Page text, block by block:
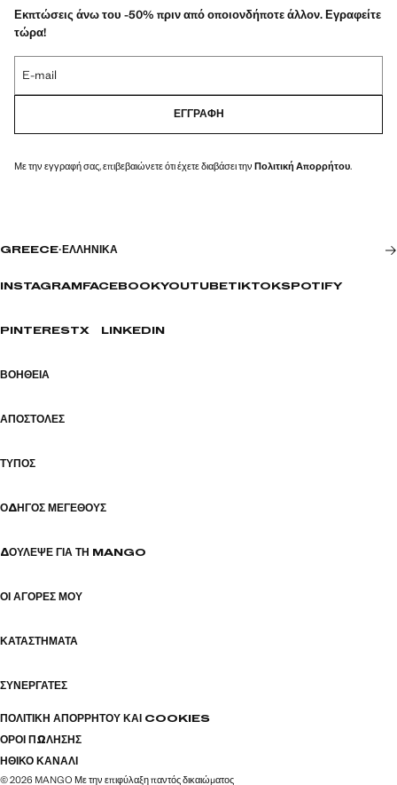
Εκπτώσεις άνω του -50% πριν από οποιονδήποτε άλλον. Εγραφείτε
τώρα!
E-mail
ΕΓΓΡΑΦΉ
Με την εγγραφή σας, επιβεβαιώνετε ότι έχετε διαβάσει την Πολιτική Απορρήτου.
GREECE· ΕΛΛΗΝΙΚΆ
INSTAGRAM FACEBOOKYOUTUBETIKTOKSPOTIFY
PINTERESTX LINKEDIN
ΒΟΉΘΕΙΑ
ΑΠΟΣΤΟΛΈΣ
ΤΎΠΟΣ
ΟΔΗΓΌΣ ΜΕΓΈΘΟΥΣ
ΔΟΎΛΕΨΕ ΓΙΑ ΤΗ MANGO
ΟΙ ΑΓΟΡΈΣ ΜΟΥ
ΚΑΤΑΣΤΉΜΑΤΑ
ΣΥΝΕΡΓΆΤΕΣ
ΠΟΛΙΤΙΚΉ ΑΠΟΡΡΉΤΟΥ ΚΑΙ COOKIES
ΌΡΟΙ ΠΏΛΗΣΗΣ
ΗΘΙΚΌ ΚΑΝΆΛΙ
© 2026 MANGO Με την επιφύλαξη παντός δικαιώματος